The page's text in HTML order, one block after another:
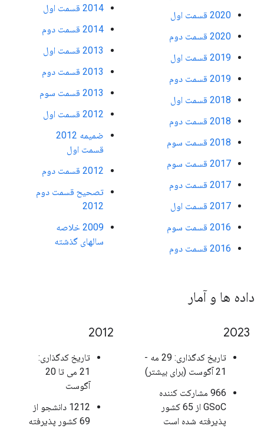
2020 قسمت اول
2020 قسمت دوم
2019 قسمت اول
2019 قسمت دوم
2018 قسمت اول
2018 قسمت دوم
2018 قسمت سوم
2017 قسمت سوم
2017 قسمت دوم
2017 قسمت اول
2016 قسمت سوم
2016 قسمت دوم
2014 قسمت اول
2014 قسمت دوم
2013 قسمت اول
2013 قسمت دوم
2013 قسمت سوم
2012 قسمت اول
ضمیمه 2012
قسمت اول
2012 قسمت دوم
تصحیح قسمت دوم
2012
2009 خلاصه
سالهای گذشته
داده ها و آمار
2023
تاریخ کدگذاری: 29 مه -
21 آگوست (برای بیشتر)
966 مشارکت کننده
GSoC از 65 کشور
پذیرفته شده است
2012
تاریخ کدگذاری:
21 می تا 20
آگوست
1212 دانشجو از
69 کشور پذیرفته